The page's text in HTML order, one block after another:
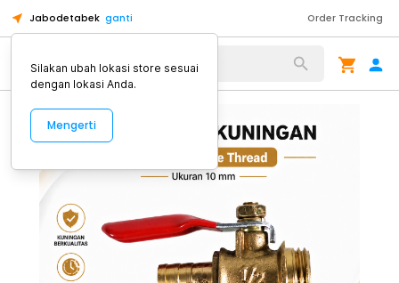
Jabodetabek ganti Order Tracking
Alat Kopi
Silakan ubah lokasi store sesuai
dengan lokasi Anda.
Mengerti